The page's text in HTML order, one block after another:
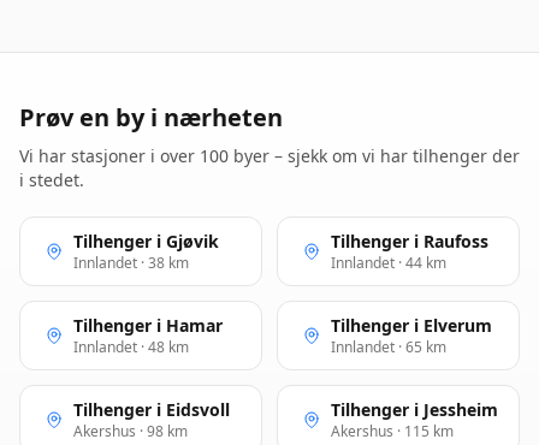
Prøv en by i nærheten
Vi har stasjoner i over 100 byer – sjekk om vi har tilhenger der
i stedet.
Tilhenger i Gjøvik
Innlandet · 38 km
Tilhenger i Raufoss
Innlandet · 44 km
Tilhenger i Hamar
Innlandet · 48 km
Tilhenger i Elverum
Innlandet · 65 km
Tilhenger i Eidsvoll
Akershus · 98 km
Tilhenger i Jessheim
Akershus · 115 km